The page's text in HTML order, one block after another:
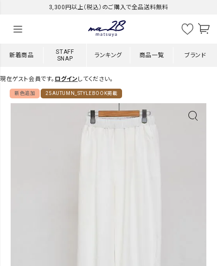
3,300円以上（税込）のご購入で全品送料無料
新着商品
STAFF
SNAP
ランキング 商品一覧 ブランド
現在ゲスト会員です。 ログインしてください。
新色追加 25AUTUMN_STYLEBOOK掲載